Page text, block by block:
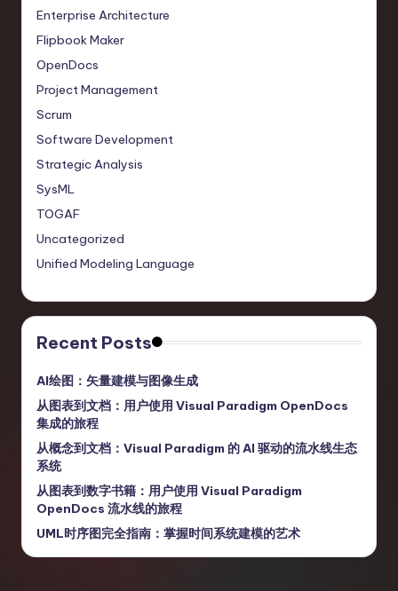
Enterprise Architecture
Flipbook Maker
OpenDocs
Project Management
Scrum
Software Development
Strategic Analysis
SysML
TOGAF
Uncategorized
Unified Modeling Language
Recent Posts
AI绘图：矢量建模与图像生成
从图表到文档：用户使用 Visual Paradigm OpenDocs
集成的旅程
从概念到文档：Visual Paradigm 的 AI 驱动的流水线生态
系统
从图表到数字书籍：用户使用 Visual Paradigm
OpenDocs 流水线的旅程
UML时序图完全指南：掌握时间系统建模的艺术